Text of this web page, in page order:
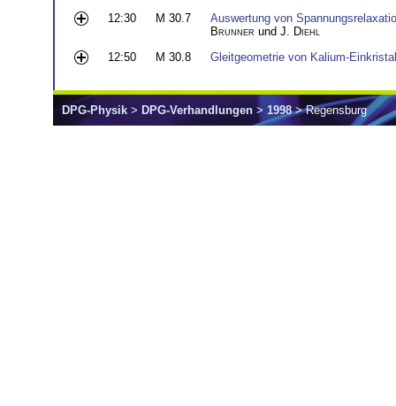
12:30
M 30.7
Auswertung von
Brunner und J. Diehl
12:50
M 30.8 Gleitgeometrie von Kalium-
DPG-Physik > DPG-Verhandlungen > 1998> Regensburg